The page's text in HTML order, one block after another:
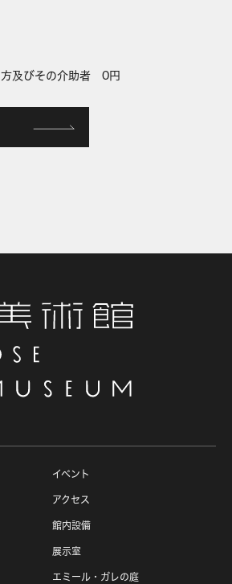
方及びその介助者 0円
イベント
アクセス
館内設備
展示室
エミール・ガレの庭